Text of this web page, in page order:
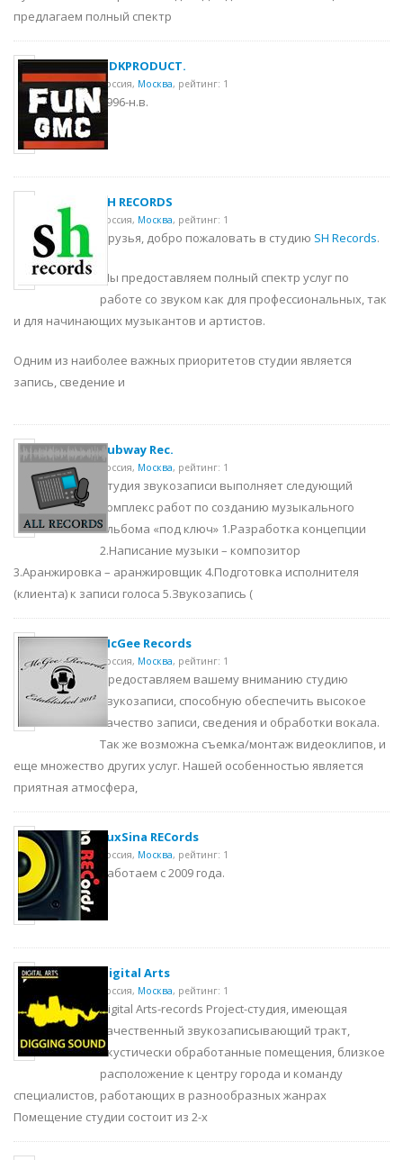
предлагаем полный спектр
GDKPRODUCT.
Россия, Москва, рейтинг: 1
1996-н.в.
SH RECORDS
Россия, Москва, рейтинг: 1
Друзья, добро пожаловать в студию SH Records.
Мы предоставляем полный спектр услуг по
работе со звуком как для профессиональных, так
и для начинающих музыкантов и артистов.
Одним из наиболее важных приоритетов студии является
запись, сведение и
Subway Rec.
Россия, Москва, рейтинг: 1
Студия звукозаписи выполняет следующий
комплекс работ по созданию музыкального
альбома «под ключ» 1.Разработка концепции
2.Написание музыки – композитор
3.Аранжировка – аранжировщик 4.Подготовка исполнителя
(клиента) к записи голоса 5.Звукозапись (
McGee Records
Россия, Москва, рейтинг: 1
Предоставляем вашему вниманию студию
звукозаписи, способную обеспечить высокое
качество записи, сведения и обработки вокала.
Так же возможна съемка/монтаж видеоклипов, и
еще множество других услуг. Нашей особенностью является
приятная атмосфера,
LuxSina RECords
Россия, Москва, рейтинг: 1
Работаем с 2009 года.
Digital Arts
Россия, Москва, рейтинг: 1
Digital Arts-records Project-студия, имеющая
качественный звукозаписывающий тракт,
акустически обработанные помещения, близкое
расположение к центру города и команду
специалистов, работающих в разнообразных жанрах
Помещение студии состоит из 2-х